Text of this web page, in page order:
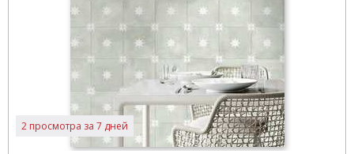
2 просмотра за 7 дней